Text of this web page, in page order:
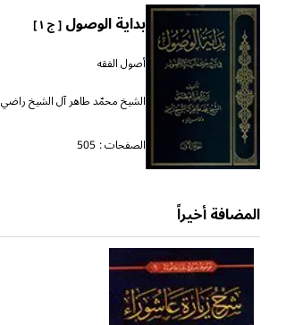
بداية الوصول[ ج ١ ]
أصول الفقه
الشيخ محمّد طاهر آل الشيخ راضي
الصفحات : 505
المضافة أخيراً